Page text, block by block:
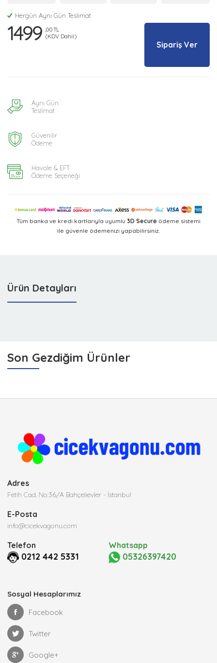
Hergün Aynı Gün Teslimat
1499 ,00 TL
(KDV Dahil)
Sipariş Ver
Aynı Gün
Teslimat
Güvenilir
Ödeme
Havale & EFT
Ödeme Seçeneği
Tüm banka ve kredi kartlarıyla uyumlu 3D Secure ödeme sistemi
ile güvenle ödemenizi yapabilirsiniz.
Ürün Detayları
Son Gezdiğim Ürünler
Adres
Fetih Cad. No:36/A Bahçelievler - İstanbul
E-Posta
info@cicekvagonu.com
Telefon
0212 442 5331
Whatsapp
05326397420
Sosyal Hesaplarımız
Facebook
Twitter
Google+